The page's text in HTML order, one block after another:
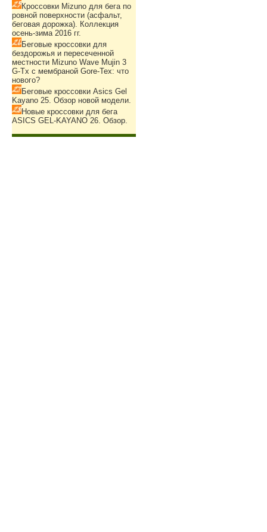
Кроссовки Mizuno для бега по
ровной поверхности (асфальт,
беговая дорожка). Коллекция
осень-зима 2016 гг.
Беговые кроссовки для
бездорожья и пересеченной
местности Mizuno Wave Mujin 3
G-Tx с мембраной Gore-Tex: что
нового?
Беговые кроссовки Asics Gel
Kayano 25. Обзор новой модели.
Новые кроссовки для бега
ASICS GEL-KAYANO 26. Обзор.